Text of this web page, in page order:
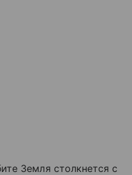
Земля столкнется с